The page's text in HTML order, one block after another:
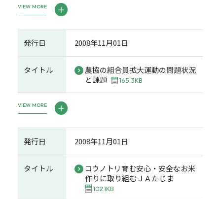
VIEW MORE
発行日 2008年11月01日
タイトル
農協の組合員拡大運動の問題状況
と課題
165.3KB
VIEW MORE
発行日 2008年11月01日
タイトル
コウノトリ育む安心・安全なお米
作りに取り組むＪＡたじま
102.1KB